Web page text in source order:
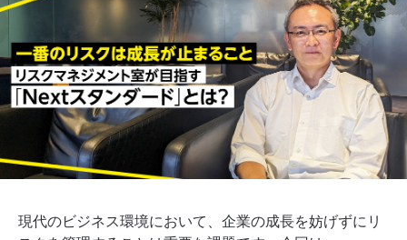
現代のビジネス環境において、企業の成長を妨げずにリ